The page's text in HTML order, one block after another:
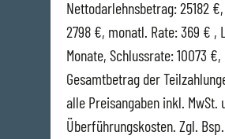
Nettodarlehnsbetrag: 25182
2798 €, monatl. Rate: 369 € ,
Monate, Schlussrate: 10073 €,
Gesamtbetrag der
alle Preisangaben inkl. MwSt.
Überführungskosten. Zgl.